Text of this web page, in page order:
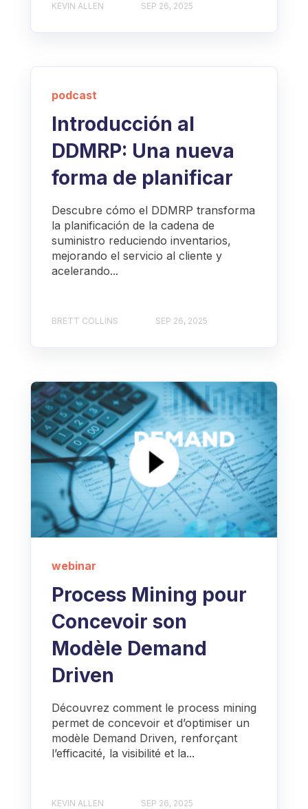
KEVIN ALLEN SEP 26, 2025
podcast
Introducción al
DDMRP: Una nueva
forma de planificar
Descubre cómo el DDMRP transforma
la planificación de la cadena de
suministro reduciendo inventarios,
mejorando el servicio al cliente y
acelerando...
BRETT COLLINS SEP 26, 2025
webinar
Process Mining pour
Concevoir son
Modèle Demand
Driven
Découvrez comment le process mining
permet de concevoir et d’optimiser un
modèle Demand Driven, renforçant
l’efficacité, la visibilité et la...
KEVIN ALLEN SEP 26, 2025